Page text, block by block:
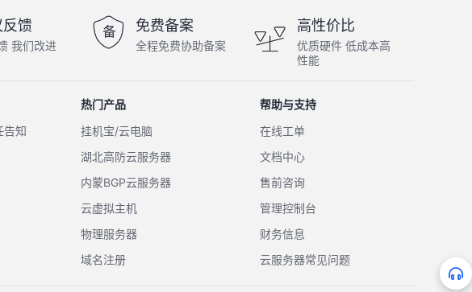
反馈
我们改进
免费备案
全程免费协助备案
高性价比
优质硬件 低成本高
性能
告知
热门产品
挂机宝/云电脑
湖北高防云服务器
内蒙BGP云服务器
云虚拟主机
物理服务器
域名注册
帮助与支持
在线工单
文档中心
售前咨询
管理控制台
财务信息
云服务器常见问题